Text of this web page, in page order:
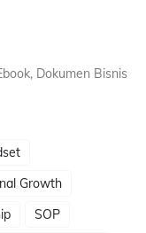
Dokumen Bisnis
Growth
SOP